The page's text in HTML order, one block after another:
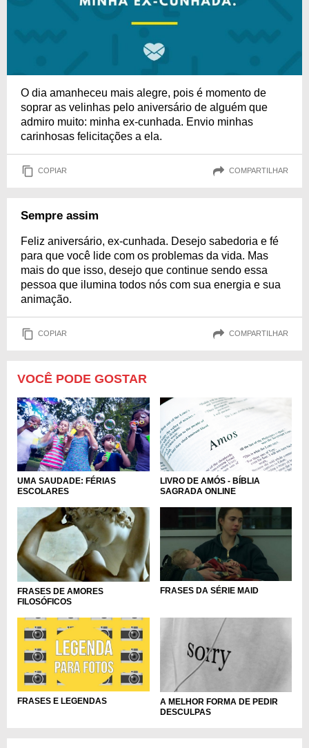
O dia amanheceu mais alegre, pois é momento de
soprar as velinhas pelo aniversário de alguém que
admiro muito: minha ex-cunhada. Envio minhas
carinhosas felicitações a ela.
COPIAR COMPARTILHAR
Sempre assim
Feliz aniversário, ex-cunhada. Desejo sabedoria e fé
para que você lide com os problemas da vida. Mas
mais do que isso, desejo que continue sendo essa
pessoa que ilumina todos nós com sua energia e sua
animação.
COPIAR COMPARTILHAR
VOCÊ PODE GOSTAR
UMA SAUDADE: FÉRIAS
ESCOLARES
LIVRO DE AMÓS - BÍBLIA
SAGRADA ONLINE
FRASES DE AMORES
FILOSÓFICOS
FRASES DA SÉRIE MAID
FRASES E LEGENDAS
A MELHOR FORMA DE PEDIR
DESCULPAS